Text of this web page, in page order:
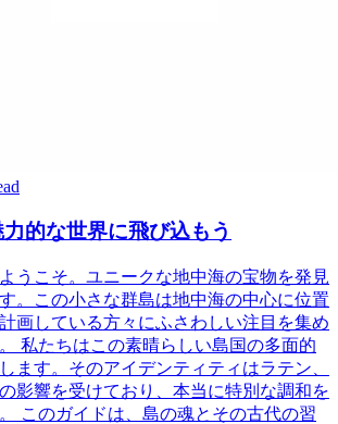
的な世界に飛び込もう
うこそ。ユニークな地中海の宝物を発見
。この小さな群島は地中海の中心に位置
画している方々にふさわしい注目を集め
私たちはこの素晴らしい島国の多面的
ます。そのアイデンティティはラテン、
影響を受けており、本当に特別な調和を
このガイドは、島の魂とその古代の習